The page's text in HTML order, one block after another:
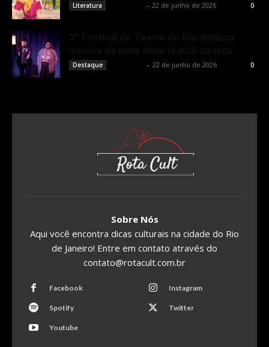
Literatura - 22 de junho de 2026 0
Destaque - 22 de junho de 2026 0
Sobre Nós
Aqui você encontra dicas culturais na cidade do Rio
de Janeiro! Entre em contato através do
contato@rotacult.com.br
Facebook Instagram
Spotify Twitter
Youtube